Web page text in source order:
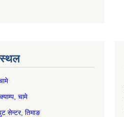
स्थल
चामे
सेन्टर, तिमाङ